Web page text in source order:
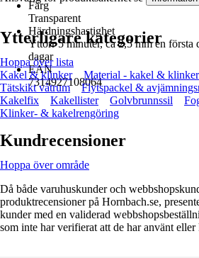
Färg
Transparent
Härdningshastighet
Yttorr 5 minuter, ca 2,5 mm en första
dagar
EAN
7314927108064
Ytterligare kategorier
Hoppa över lista
Kakel & klinker
Material - kakel & klinker
Tätskikt våtrum
Flytspackel &
Kakelfix
Kakellister Golvbrunnssil
Klinker- & kakelrengöring
Kundrecensioner
Hoppa över område
Då både varuhuskunder och
produktrecensioner på Hornbach.se,
kunder med en validerad
som inte har verifierat att de har använt